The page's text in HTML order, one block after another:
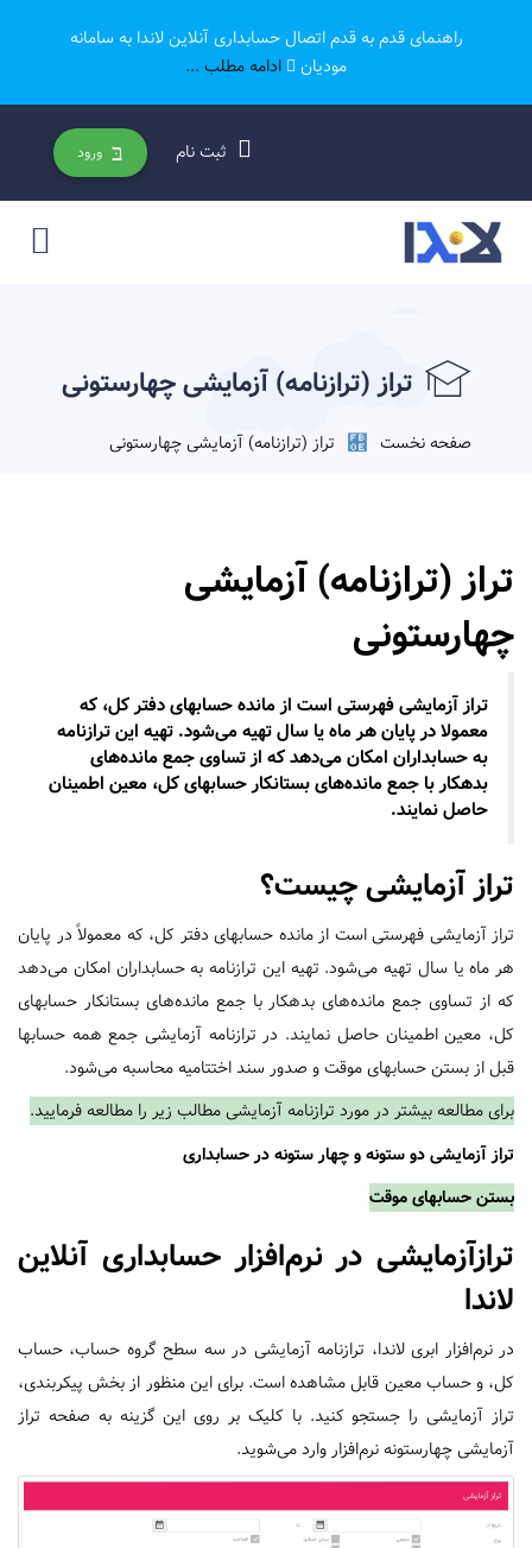
راهنمای قدم به قدم اتصال حسابداری آنلاین لاندا به سامانه
مودیان
ادامه مطلب ...
ثبت نام ورود
تراز (ترازنامه) آزمایشی چهارستونی
صفحه نخست تراز (ترازنامه) آزمایشی چهارستونی
تراز (ترازنامه) آزمایشی
چهارستونی
تراز آزمایشی فهرستی است از مانده حسابهای دفتر کل، که
معمولا در پایان هر ماه یا سال تهیه می‌شود. تهیه این ترازنامه
به حسابداران امکان می‌دهد که از تساوی جمع مانده‌های
بدهکار با جمع مانده‌های بستانکار حسابهای کل، معین اطمینان
حاصل نمایند.
تراز آزمایشی چیست؟
تراز آزمایشی فهرستی است از مانده حسابهای دفتر کل، که معمولاً در پایان
هر ماه یا سال تهیه می‌شود. تهیه این ترازنامه به حسابداران امکان می‌دهد
که از تساوی جمع مانده‌های بدهکار با جمع مانده‌های بستانکار حسابهای
کل، معین اطمینان حاصل نمایند. در ترازنامه آزمایشی جمع همه حسابها
قبل از بستن حسابهای موقت و صدور سند اختتامیه محاسبه می‌شود.
برای مطالعه بیشتر در مورد ترازنامه آزمایشی مطالب زیر را مطالعه فرمایید.
تراز آزمایشی دو ستونه و چهار ستونه در حسابداری
بستن حسابهای موقت
ترازآزمایشی در نرم‌افزار حسابداری آنلاین
لاندا
در نرم‌افزار ابری لاندا، ترازنامه آزمایشی در سه سطح گروه حساب، حساب
کل، و حساب معین قابل مشاهده است. برای این منظور از بخش پیکربندی،
تراز آزمایشی را جستجو کنید. با کلیک بر روی این گزینه به صفحه تراز
آزمایشی چهارستونه نرم‌افزار وارد می‌شوید.